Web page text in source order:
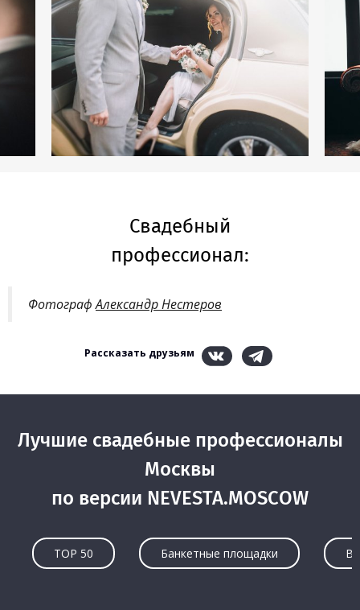
Свадебный
профессионал:
ФотографАлександр Нестеров
Рассказать друзьям
Лучшие свадебные профессионалы
Москвы
по версии NEVESTA.MOSCOW
TOP 50 Банкетные площадки